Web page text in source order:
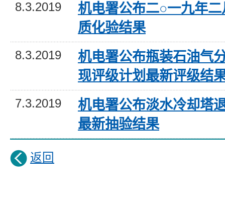
8.3.2019
机电署公布二○一九年
质化验结果
8.3.2019
机电署公布瓶装石油气
现评级计划最新评级结
7.3.2019
机电署公布淡水冷却塔
最新抽验结果
返回